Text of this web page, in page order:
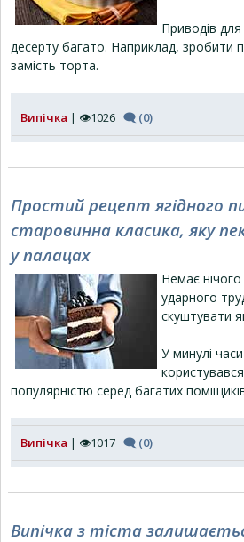
Приводів
десерту багато. Наприклад, зробити
замість торта.
Випічка | 👁1026 🗨 (0)
Простий рецепт ягідного
старовинна класика, яку
у палацах
Немає
ударного
скуштувати
У минулі часи
популярністю серед багатих
Випічка | 👁1017 🗨 (0)
Випічка з тіста